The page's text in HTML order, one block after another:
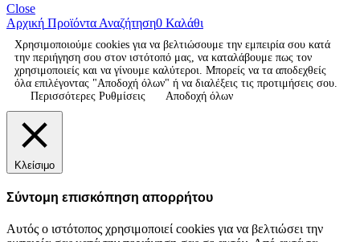
Close
Αρχική Προϊόντα Αναζήτηση0 Καλάθι
Χρησιμοποιούμε cookies για να βελτιώσουμε την εμπειρία σου κατά
την περιήγηση σου στον ιστότοπό μας, να καταλάβουμε πως τον
χρησιμοποιείς και να γίνουμε καλύτεροι. Μπορείς να τα αποδεχθείς
όλα επιλέγοντας "Αποδοχή όλων" ή να διαλέξεις τις προτιμήσεις σου.
Περισσότερες Ρυθμίσεις
Αποδοχή όλων
Κλείσιμο
Σύντομη επισκόπηση απορρήτου
Αυτός ο ιστότοπος χρησιμοποιεί cookies για να βελτιώσει την